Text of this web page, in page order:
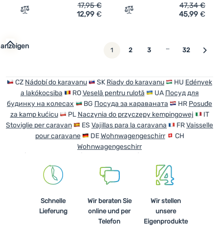
Zum Vergleich 'Geschirrabtropfer Outwell Willett Sink
17,95€
12,99 € Zum Vergleich
47,34€
45,99 €
1 2 3 … 32 weiter
CZ Nádobí do karavanu SK Riady do karavanu HU Edények
a lakókocsiba
ROVeselă pentru rulotă UA Посуд для
будинку на колесах
BG Посуда за караваната HR Posuđe
za kamp kućicu
PL Naczynia do przyczepy kempingowej
IT
Stoviglie per caravan
ES Vajillas para la caravana FRVaisselle
pour caravane
DEWohnwagengeschirr
CH
Wohnwagengeschirr
Schnelle
Lieferung
Wir beraten Sie
online und per
Telefon
Wir stellen
unsere
Eigenprodukte